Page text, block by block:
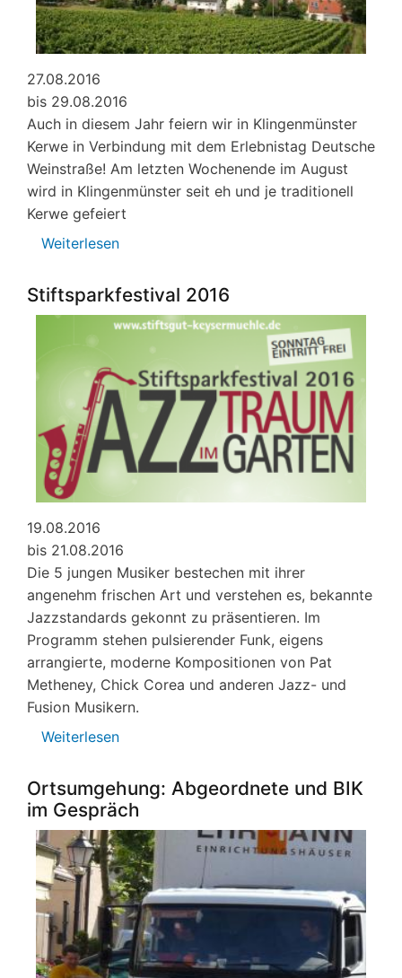
27.08.2016
bis 29.08.2016
Auch in diesem Jahr feiern wir in Klingenmünster
Kerwe in Verbindung mit dem Erlebnistag Deutsche
Weinstraße! Am letzten Wochenende im August
wird in Klingenmünster seit eh und je traditionell
Kerwe gefeiert
Weiterlesen
Stiftsparkfestival 2016
19.08.2016
bis 21.08.2016
Die 5 jungen Musiker bestechen mit ihrer
angenehm frischen Art und verstehen es, bekannte
Jazzstandards gekonnt zu präsentieren. Im
Programm stehen pulsierender Funk, eigens
arrangierte, moderne Kompositionen von Pat
Metheney, Chick Corea und anderen Jazz- und
Fusion Musikern.
Weiterlesen
2016
Ortsumgehung: Abgeordnete und BIK
im Gespräch